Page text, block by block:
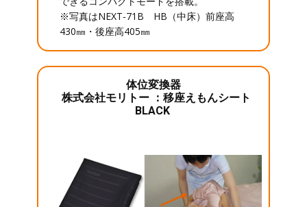
※写真はNEXT-71B HB（中床）前座高
430㎜・後座高405㎜
体位変換器
株式会社モリトー ：移座えもんシート
BLACK